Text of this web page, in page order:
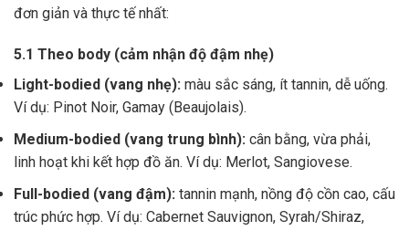
đơn giản và thực tế nhất:
5.1 Theo body (cảm nhận độ đậm nhẹ)
Light-bodied (vang nhẹ): màu sắc sáng, ít tannin, dễ uống.
Ví dụ: Pinot Noir, Gamay (Beaujolais).
Medium-bodied (vang trung bình): cân bằng, vừa phải,
linh hoạt khi kết hợp đồ ăn. Ví dụ: Merlot, Sangiovese.
Full-bodied (vang đậm): tannin mạnh, nồng độ cồn cao, cấu
trúc phức hợp. Ví dụ: Cabernet Sauvignon, Syrah/Shiraz,